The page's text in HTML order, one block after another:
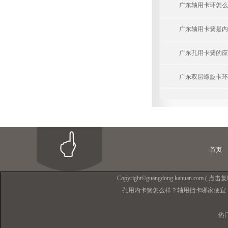
广东轴用卡环怎
广东轴用卡簧是
广东孔用卡簧的
广东双层螺旋卡
首页
Copyright©guangdong.kahuan.com ( 点击
孔用内卡簧怎么样？轴用挡卡哪家便
热